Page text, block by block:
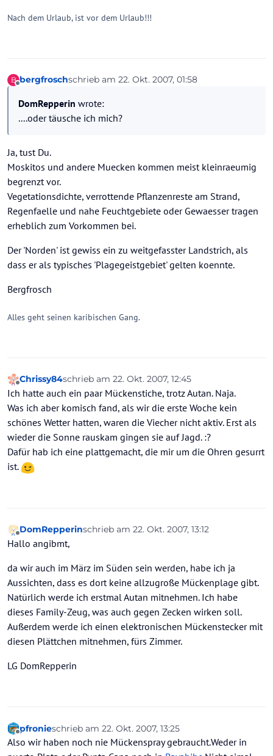
Nach dem Urlaub, ist vor dem Urlaub!!!
B
Offline
bergfroschschrieb am 22. Okt. 2007, 01:58
zuletzt editiert von
DomRepperin wrote:
....oder täusche ich mich?
Ja, tust Du.
Moskitos und andere Muecken kommen meist kleinraeumig
begrenzt vor.
Vegetationsdichte, verrottende Pflanzenreste am Strand,
Regenfaelle und nahe Feuchtgebiete oder Gewaesser tragen
erheblich zum Vorkommen bei.
Der 'Norden' ist gewiss ein zu weitgefasster Landstrich, als
dass er als typisches 'Plagegeistgebiet' gelten koennte.
Bergfrosch
Alles geht seinen karibischen Gang.
Offline
Chrissy84schrieb am 22. Okt. 2007, 12:45
zuletzt editiert von
Ich hatte auch ein paar Mückenstiche, trotz Autan. Naja.
Was ich aber komisch fand, als wir die erste Woche kein
schönes Wetter hatten, waren die Viecher nicht aktiv. Erst als
wieder die Sonne rauskam gingen sie auf Jagd. :?
Dafür hab ich eine plattgemacht, die mir um die Ohren gesurrt
ist.
Offline
DomRepperinschrieb am 22. Okt. 2007, 13:12
zuletzt editiert von
Hallo angibmt,
da wir auch im März im Süden sein werden, habe ich ja
Aussichten, dass es dort keine allzugroße Mückenplage gibt.
Natürlich werde ich erstmal Autan mitnehmen. Ich habe
dieses Family-Zeug, was auch gegen Zecken wirken soll.
Außerdem werde ich einen elektronischen Mückenstecker mit
diesen Plättchen mitnehmen, fürs Zimmer.
LG DomRepperin
Offline
pfronieschrieb am 22. Okt. 2007, 13:25
zuletzt editiert von
Also wir haben noch nie Mückenspray gebraucht.Weder in